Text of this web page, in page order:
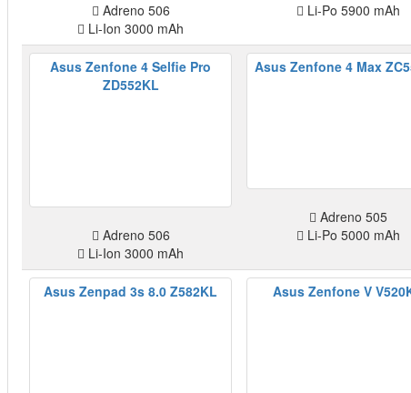
Adreno 506
Li-Ion 3000 mAh
Li-Po 5900 mAh
Asus Zenfone 4 Selfie Pro
ZD552KL
Adreno 506
Li-Ion 3000 mAh
Asus Zenfone 4 Max
Adreno 505
Li-Po 5000 mAh
Asus Zenpad 3s 8.0 Z582KL Asus Zenfone V